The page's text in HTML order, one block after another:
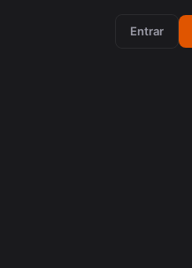
Entrar